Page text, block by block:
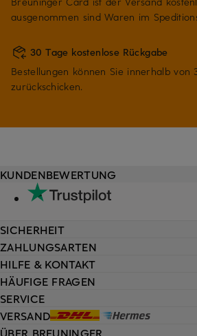
ausgenommen sind Waren im
30 Tage kostenlose Rückgabe
Bestellungen können Sie innerhalb von
zurückschicken.
HILFE & KONTAKT
HÄUFIGE FRAGEN
SERVICE
VERSAND
KUNDENBEWERTUNG
SICHERHEIT
ZAHLUNGSARTEN
ÜBER BREUNINGER